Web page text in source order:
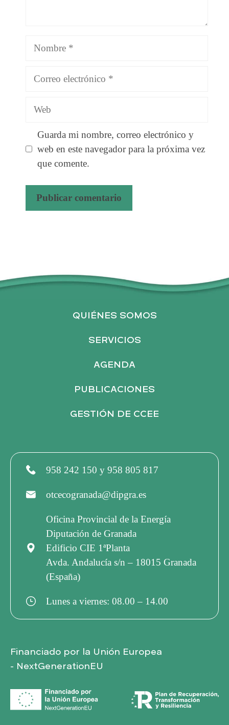
Guarda mi nombre, correo electrónico y
web en este navegador para la próxima vez
que comente.
r
QUIÉNES SOMOS
SERVICIOS
AGENDA
PUBLICACIONES
GESTIÓN DE CCEE
958 242 150 y 958 805 817
otcecogranada@dipgra.es
Oficina Provincial de la Energía
Diputación de Granada
Edificio CIE 1ªPlanta
Avda. Andalucía s/n – 18015 Granada
(España)
Lunes a viernes: 08.00 – 14.00
Financiado por la Unión Europea
- NextGenerationEU